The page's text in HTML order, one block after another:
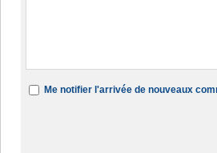
Me notifier l'arrivée de nouveaux